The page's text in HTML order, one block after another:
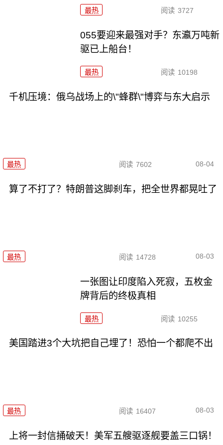
最热 阅读 3727
055要迎来最强对手？东瀛万吨新
驱已上船台！
最热 阅读 10198
千机压境：俄乌战场上的\"蜂群\"博弈与东大启示
最热 阅读 7602 08-04
算了不打了？特朗普这脚刹车，把全世界都晃吐了
最热 阅读 14728 08-03
一张图让印度陷入死寂，五枚金
牌背后的终极真相
最热 阅读 10255
美国踏进3个大坑把自己埋了！恐怕一个都爬不出
最热 阅读 16407 08-03
上将一封信捅破天！美军五艘驱逐舰要盖三口锅！